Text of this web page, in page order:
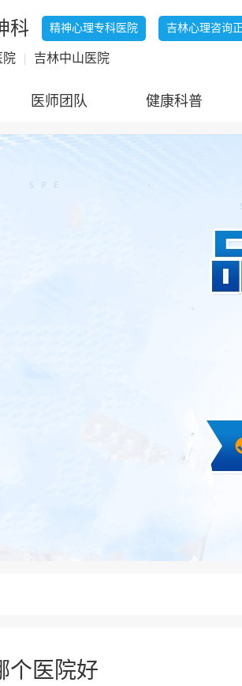
科 精神心理专科医院 吉林心理咨询
院 | 吉林中山医院
医师团队 健康科普
个医院好